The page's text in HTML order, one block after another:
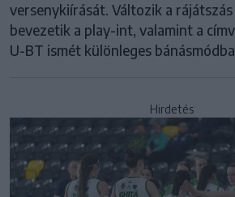
versenykiírását. Változik a
bevezetik a play-int, valamint a
U-BT ismét különleges
Hirdetés